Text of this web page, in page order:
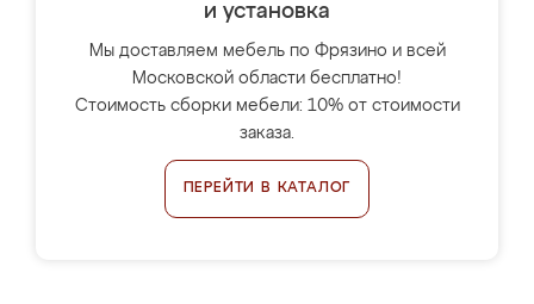
и установка
Мы доставляем мебель по Фрязино и всей
Московской области бесплатно!
Стоимость сборки мебели: 10% от стоимости
заказа.
ПЕРЕЙТИ В КАТАЛОГ